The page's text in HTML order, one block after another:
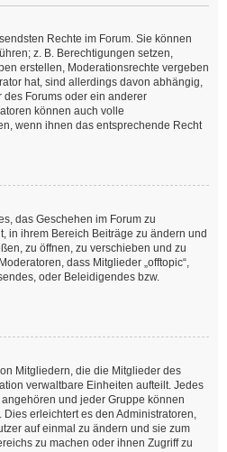
Rechte im Forum. Sie können
z. B. Berechtigungen setzen,
erstellen, Moderationsrechte vergeben
hat, sind allerdings davon abhängig,
Forums oder ein anderer
können auch volle
wenn ihnen das entsprechende Recht
das Geschehen im Forum zu
in ihrem Bereich Beiträge zu ändern und
zu öffnen, zu verschieben und zu
dass Mitglieder „offtopic“,
oder Beleidigendes bzw.
Mitgliedern, die die Mitglieder des
verwaltbare Einheiten aufteilt. Jedes
und jeder Gruppe können
erleichtert es den Administratoren,
auf einmal zu ändern und sie zum
zu machen oder ihnen Zugriff zu